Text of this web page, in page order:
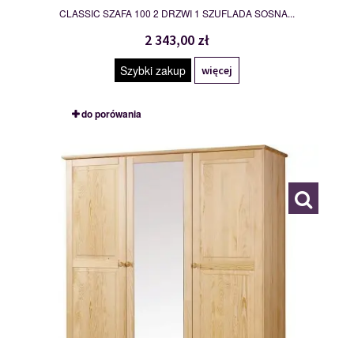
CLASSIC SZAFA 100 2 DRZWI 1 SZUFLADA SOSNA...
2 343,00 zł
Szybki zakup więcej
do porówania
109776